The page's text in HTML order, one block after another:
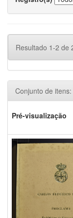
Resultado 1-2 de
Conjunto de itens:
Pré-visualização